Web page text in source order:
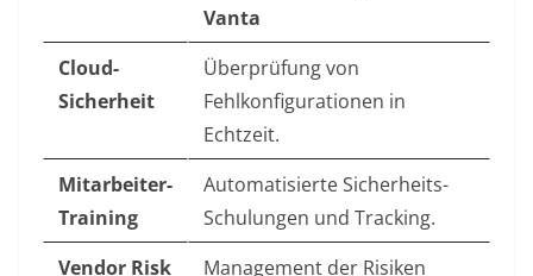
Vanta
Cloud-
Sicherheit
Überprüfung von
Fehlkonfigurationen in
Echtzeit.
Mitarbeiter-
Training
Automatisierte Sicherheits-
Schulungen und Tracking.
Vendor Risk
Management der Risiken